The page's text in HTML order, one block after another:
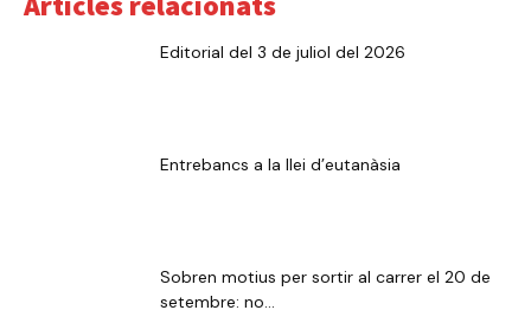
Editorial del 3 de juliol del 2026
Entrebancs a la llei d’eutanàsia
Sobren motius per sortir al carrer el 20 de
setembre: no...